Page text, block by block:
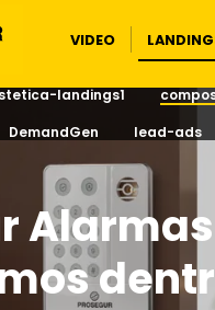
VIDEO
landings1
DemandGen lead-ads